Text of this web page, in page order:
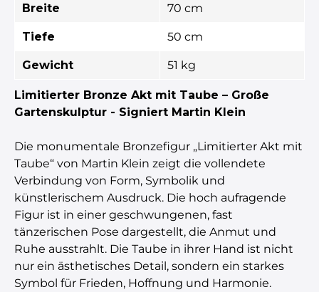
Breite 70 cm
Tiefe 50 cm
Gewicht 51 kg
Limitierter Bronze Akt mit Taube – Große
Gartenskulptur - Signiert Martin Klein
Die monumentale Bronzefigur „Limitierter Akt mit
Taube“ von Martin Klein zeigt die vollendete
Verbindung von Form, Symbolik und
künstlerischem Ausdruck. Die hoch aufragende
Figur ist in einer geschwungenen, fast
tänzerischen Pose dargestellt, die Anmut und
Ruhe ausstrahlt. Die Taube in ihrer Hand ist nicht
nur ein ästhetisches Detail, sondern ein starkes
Symbol für Frieden, Hoffnung und Harmonie.